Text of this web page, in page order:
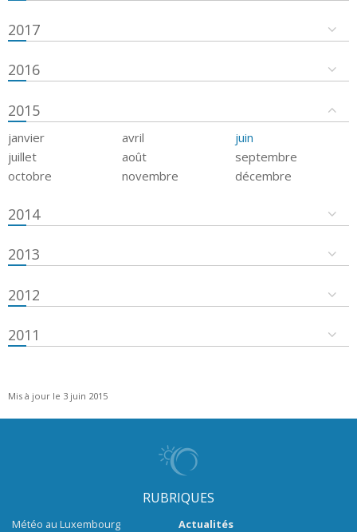
2017
2016
2015
janvier avril
juin
juillet
août
septembre
octobre
novembre décembre
2014
2013
2012
2011
Mis à jour le 3 juin 2015
RUBRIQUES
Météo au Luxembourg
Actualités